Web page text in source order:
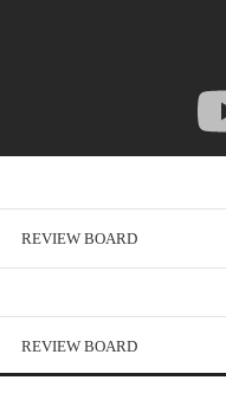
REVIEW BOARD
REVIEW BOARD